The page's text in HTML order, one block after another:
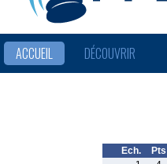
ACCUEIL DÉCOUVRIR
Ech. Pts